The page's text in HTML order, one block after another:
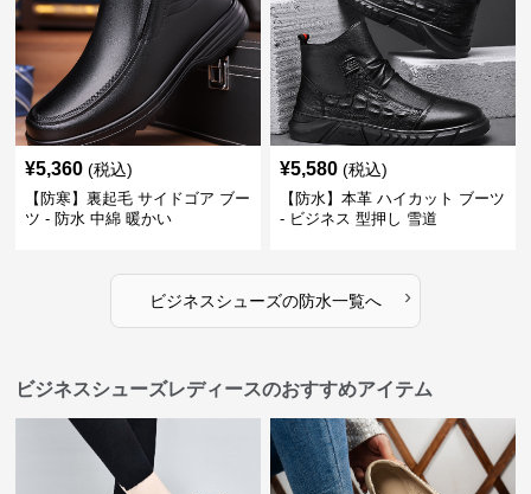
¥5,360 (税込)
【防寒】裏起毛 サイドゴア ブー
ツ - 防水 中綿 暖かい
¥5,580 (税込)
【防水】本革 ハイカット ブーツ
- ビジネス 型押し 雪道
ビジネスシューズの防水一覧へ ›
ビジネスシューズレディースのおすすめアイテム